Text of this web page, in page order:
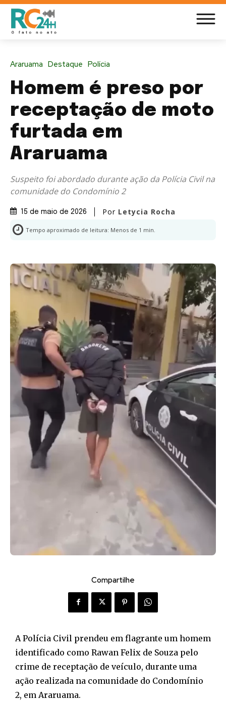
Araruama Destaque Polícia
Homem é preso por
receptação de moto
furtada em
Araruama
Suspeito foi abordado durante ação da Polícia Civil na
comunidade do Condomínio 2
15 de maio de 2026 Por Letycia Rocha
Tempo aproximado de leitura: Menos de 1 min.
Compartilhe
A Polícia Civil prendeu em flagrante um homem
identificado como Rawan Felix de Souza pelo
crime de receptação de veículo, durante uma
ação realizada na comunidade do Condomínio
2, em Araruama.